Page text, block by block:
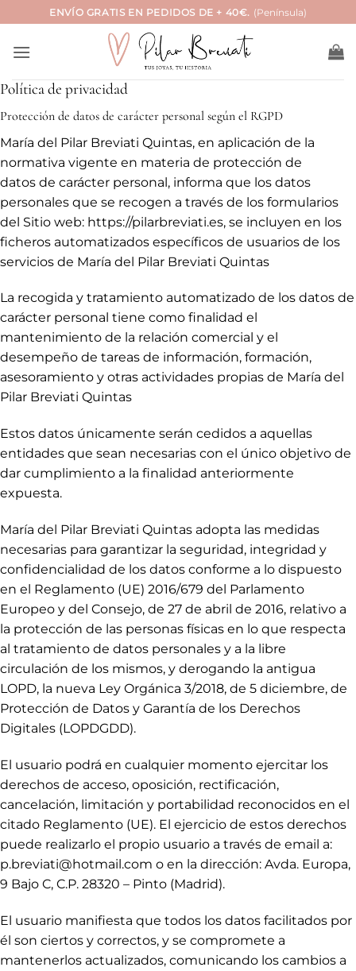
al
contenido
ENVÍO GRATIS EN PEDIDOS DE + 40€. (Península)
Política de privacidad
Protección de datos de carácter personal según el RGPD
María del Pilar Breviati Quintas, en aplicación de la
normativa vigente en materia de protección de
datos de carácter personal, informa que los datos
personales que se recogen a través de los formularios
del Sitio web: https://pilarbreviati.es, se incluyen en los
ficheros automatizados específicos de usuarios de los
servicios de María del Pilar Breviati Quintas
La recogida y tratamiento automatizado de los datos de
carácter personal tiene como finalidad el
mantenimiento de la relación comercial y el
desempeño de tareas de información, formación,
asesoramiento y otras actividades propias de María del
Pilar Breviati Quintas
Estos datos únicamente serán cedidos a aquellas
entidades que sean necesarias con el único objetivo de
dar cumplimiento a la finalidad anteriormente
expuesta.
María del Pilar Breviati Quintas adopta las medidas
necesarias para garantizar la seguridad, integridad y
confidencialidad de los datos conforme a lo dispuesto
en el Reglamento (UE) 2016/679 del Parlamento
Europeo y del Consejo, de 27 de abril de 2016, relativo a
la protección de las personas físicas en lo que respecta
al tratamiento de datos personales y a la libre
circulación de los mismos, y derogando la antigua
LOPD, la nueva Ley Orgánica 3/2018, de 5 diciembre, de
Protección de Datos y Garantía de los Derechos
Digitales (LOPDGDD).
El usuario podrá en cualquier momento ejercitar los
derechos de acceso, oposición, rectificación,
cancelación, limitación y portabilidad reconocidos en el
citado Reglamento (UE). El ejercicio de estos derechos
puede realizarlo el propio usuario a través de email a:
p.breviati@hotmail.com o en la dirección: Avda. Europa,
9 Bajo C, C.P. 28320 – Pinto (Madrid).
El usuario manifiesta que todos los datos facilitados por
él son ciertos y correctos, y se compromete a
mantenerlos actualizados, comunicando los cambios a